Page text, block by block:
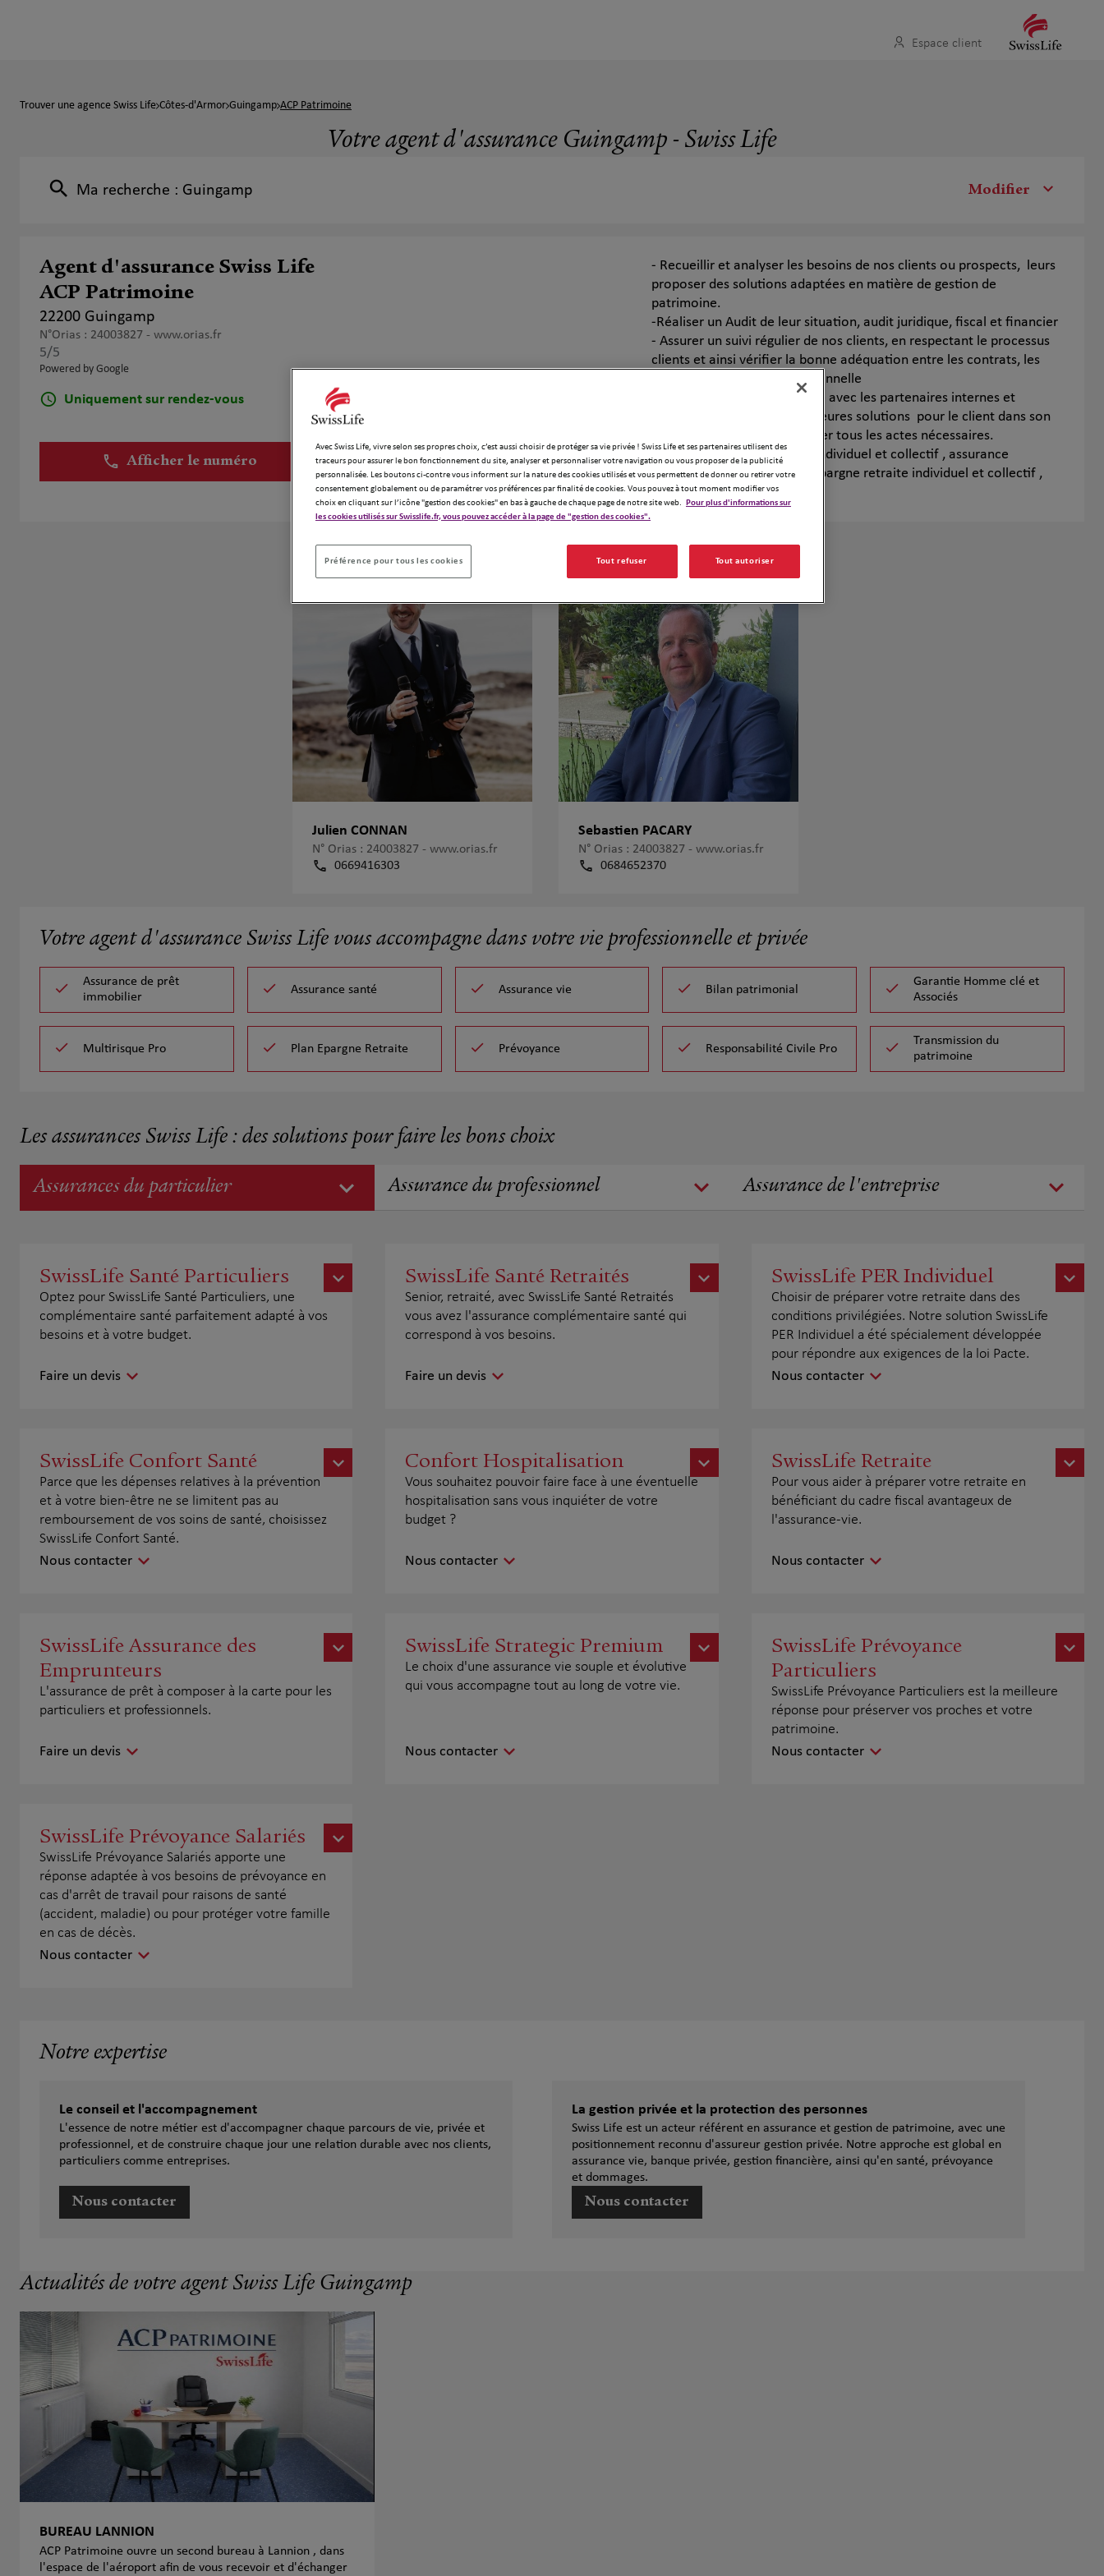
Espace client
Trouver une agence Swiss Life Côtes-d'Armor Guingamp ACP Patrimoine
Votre agent d'assurance Guingamp - Swiss Life
Ma recherche : Guingamp Modifier
Agent d'assurance Swiss Life
ACP Patrimoine
22200 Guingamp
N°Orias : 24003827 - www.orias.fr
5/5
Powered by Google
Uniquement sur rendez-vous
Afficher le numéro Demander un devis
- Recueillir et analyser les besoins de nos clients ou prospects, leurs
proposer des solutions adaptées en matière de gestion de
patrimoine.
-Réaliser un Audit de leur situation, audit juridique, fiscal et financier
- Assurer un suivi régulier de nos clients, en respectant le processus
clients et ainsi vérifier la bonne adéquation entre les contrats, les
objectifs et la situation personnelle
- Œuvrer en parfaite synergie avec les partenaires internes et
externes pour avoir les meilleures solutions pour le client dans son
projet global et ainsi optimiser tous les actes nécessaires.
-Réalisation de devis Santé individuel et collectif , assurance
emprunteur , prévoyance , épargne retraite individuel et collectif ,
assurance vie.....
Julien CONNAN
N° Orias : 24003827 - www.orias.fr
0669416303
Sebastien PACARY
N° Orias : 24003827 - www.orias.fr
0684652370
Votre agent d'assurance Swiss Life vous accompagne dans votre vie professionnelle et privée
Assurance de prêt
immobilier
Assurance santé Assurance vie Bilan patrimonial
Garantie Homme clé et
Associés
Multirisque Pro Plan Epargne Retraite Prévoyance Responsabilité Civile Pro
Transmission du
patrimoine
Les assurances Swiss Life : des solutions pour faire les bons choix
Assurances du particulier Assurance du professionnel Assurance de l'entreprise
SwissLife Santé Particuliers
Optez pour SwissLife Santé Particuliers, une
complémentaire santé parfaitement adapté à vos
besoins et à votre budget.
Faire un devis
SwissLife Santé Retraités
Senior, retraité, avec SwissLife Santé Retraités
vous avez l'assurance complémentaire santé qui
correspond à vos besoins.
Faire un devis
SwissLife PER Individuel
Choisir de préparer votre retraite dans des
conditions privilégiées. Notre solution SwissLife
PER Individuel a été spécialement développée
pour répondre aux exigences de la loi Pacte.
Nous contacter
SwissLife Confort Santé
Parce que les dépenses relatives à la prévention
et à votre bien-être ne se limitent pas au
remboursement de vos soins de santé, choisissez
SwissLife Confort Santé.
Nous contacter
Confort Hospitalisation
Vous souhaitez pouvoir faire face à une éventuelle
hospitalisation sans vous inquiéter de votre
budget ?
Nous contacter
SwissLife Retraite
Pour vous aider à préparer votre retraite en
bénéficiant du cadre fiscal avantageux de
l'assurance-vie.
Nous contacter
SwissLife Assurance des
Emprunteurs
L'assurance de prêt à composer à la carte pour les
particuliers et professionnels.
Faire un devis
SwissLife Strategic Premium
Le choix d'une assurance vie souple et évolutive
qui vous accompagne tout au long de votre vie.
Nous contacter
SwissLife Prévoyance
Particuliers
SwissLife Prévoyance Particuliers est la meilleure
réponse pour préserver vos proches et votre
patrimoine.
Nous contacter
SwissLife Prévoyance Salariés
SwissLife Prévoyance Salariés apporte une
réponse adaptée à vos besoins de prévoyance en
cas d'arrêt de travail pour raisons de santé
(accident, maladie) ou pour protéger votre famille
en cas de décès.
Nous contacter
Notre expertise
Le conseil et l'accompagnement
L'essence de notre métier est d'accompagner chaque parcours de vie, privée et
professionnel, et de construire chaque jour une relation durable avec nos clients,
particuliers comme entreprises.
Nous contacter
La gestion privée et la protection des personnes
Swiss Life est un acteur référent en assurance et gestion de patrimoine, avec une
positionnement reconnu d'assureur gestion privée. Notre approche est global en
assurance vie, banque privée, gestion financière, ainsi qu'en santé, prévoyance
et dommages.
Nous contacter
Actualités de votre agent Swiss Life Guingamp
BUREAU LANNION
ACP Patrimoine ouvre un second bureau à Lannion , dans
l'espace de l'aéroport afin de vous recevoir et d'échanger
Avec Swiss Life, vivre selon ses propres choix, c’est aussi choisir de protéger sa vie privée ! Swiss Life et ses partenaires utilisent des
traceurs pour assurer le bon fonctionnement du site, analyser et personnaliser votre navigation ou vous proposer de la publicité
personnalisée. Les boutons ci-contre vous informent sur la nature des cookies utilisés et vous permettent de donner ou retirer votre
consentement globalement ou de paramétrer vos préférences par finalité de cookies. Vous pouvez à tout moment modifier vos
choix en cliquant sur l’icône "gestion des cookies" en bas à gauche de chaque page de notre site web. Pour plus d'informations sur
les cookies utilisés sur Swisslife.fr, vous pouvez accéder à la page de "gestion des cookies".
Préférence pour tous les cookies Tout refuser Tout autoriser